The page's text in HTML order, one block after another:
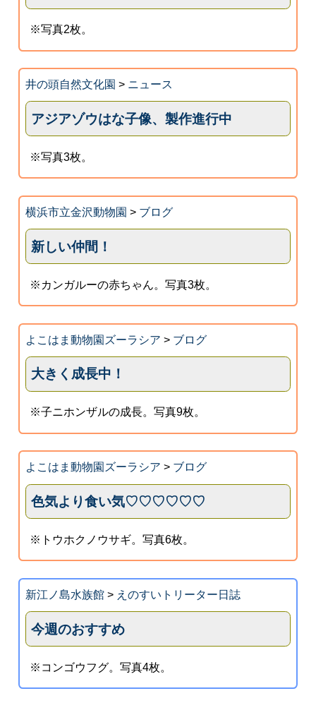
※写真2枚。
井の頭自然文化園 > ニュース
アジアゾウはな子像、製作進行中
※写真3枚。
横浜市立金沢動物園 > ブログ
新しい仲間！
※カンガルーの赤ちゃん。写真3枚。
よこはま動物園ズーラシア > ブログ
大きく成長中！
※子ニホンザルの成長。写真9枚。
よこはま動物園ズーラシア > ブログ
色気より食い気♡♡♡♡♡♡
※トウホクノウサギ。写真6枚。
新江ノ島水族館> えのすいトリーター日誌
今週のおすすめ
※コンゴウフグ。写真4枚。